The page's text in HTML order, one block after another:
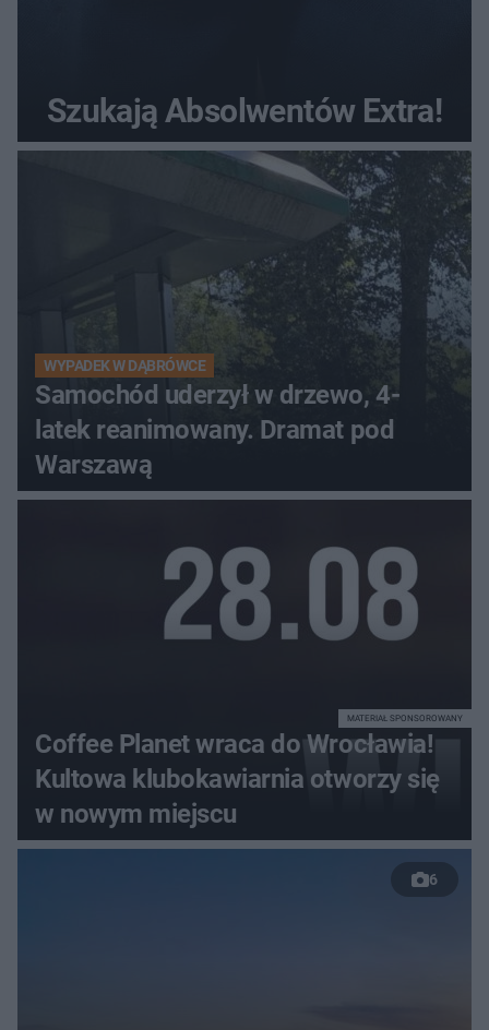
Szukają Absolwentów Extra!
WYPADEK W DĄBRÓWCE
Samochód uderzył w drzewo, 4-
latek reanimowany. Dramat pod
Warszawą
Coffee Planet wraca do Wrocławia!
Kultowa klubokawiarnia otworzy się
w nowym miejscu
MATERIAŁ SPONSOROWANY
6